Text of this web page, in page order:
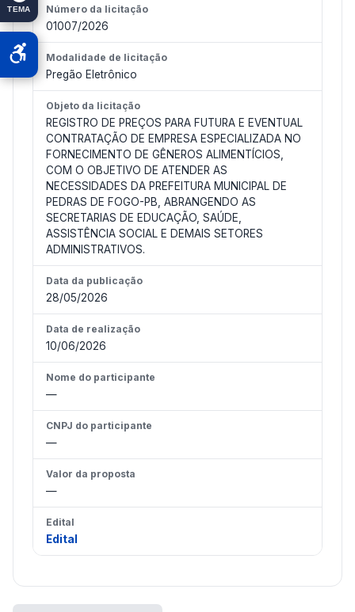
TEMA Número da licitação
01007/2026
Modalidade de licitação
Pregão Eletrônico
Objeto da licitação
REGISTRO DE PREÇOS PARA FUTURA E EVENTUAL
CONTRATAÇÃO DE EMPRESA ESPECIALIZADA NO
FORNECIMENTO DE GÊNEROS ALIMENTÍCIOS,
COM O OBJETIVO DE ATENDER AS
NECESSIDADES DA PREFEITURA MUNICIPAL DE
PEDRAS DE FOGO-PB, ABRANGENDO AS
SECRETARIAS DE EDUCAÇÃO, SAÚDE,
ASSISTÊNCIA SOCIAL E DEMAIS SETORES
ADMINISTRATIVOS.
Data da publicação
28/05/2026
Data de realização
10/06/2026
Nome do participante
—
CNPJ do participante
—
Valor da proposta
—
Edital
Edital